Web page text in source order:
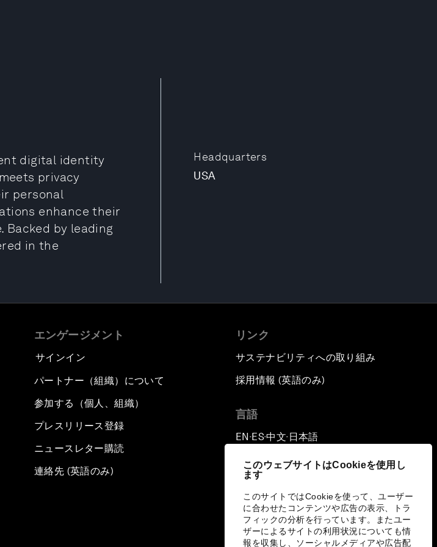
このウェブサイトはCookieを使用し
ます
このサイトではCookieを使って、ユーザー
に合わせたコンテンツや広告の表示、トラ
フィックの分析を行っています。またユー
ザーによるサイトの利用状況についても情
報を収集し、ソーシャルメディアや広告配
Headquarters
USA
digital identity
privacy
personal
enhance their
Backed by leading
in the
エンゲージメント
サインイン
パートナー（組織）について
参加する（個人、組織）
プレスリリース登録
ニュースレター購読
連絡先 (英語のみ)
リンク
サステナビリティへの取り組み
採用情報 (英語のみ)
言語
EN ▪ES▪中文▪ 日本語